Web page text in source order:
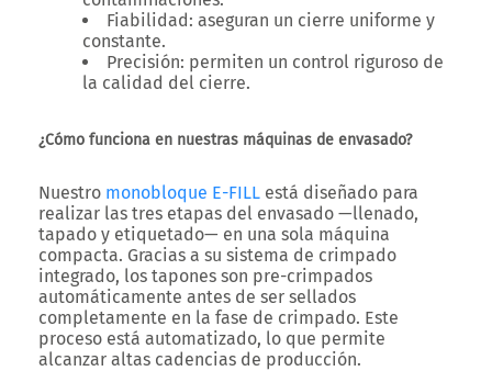
Fiabilidad: aseguran un cierre uniforme y
constante.
Precisión: permiten un control riguroso de
la calidad del cierre.
¿Cómo funciona en nuestras máquinas de envasado?
Nuestro monobloque E-FILL está diseñado para
realizar las tres etapas del envasado —llenado,
tapado y etiquetado— en una sola máquina
compacta. Gracias a su sistema de crimpado
integrado, los tapones son pre-crimpados
automáticamente antes de ser sellados
completamente en la fase de crimpado. Este
proceso está automatizado, lo que permite
alcanzar altas cadencias de producción.